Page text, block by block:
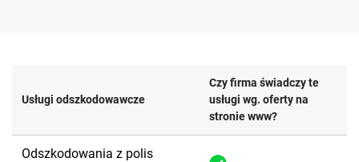
Usługi odszkodowawcze
Czy firma świadczy te
usługi wg. oferty na
stronie www?
Odszkodowania z polis